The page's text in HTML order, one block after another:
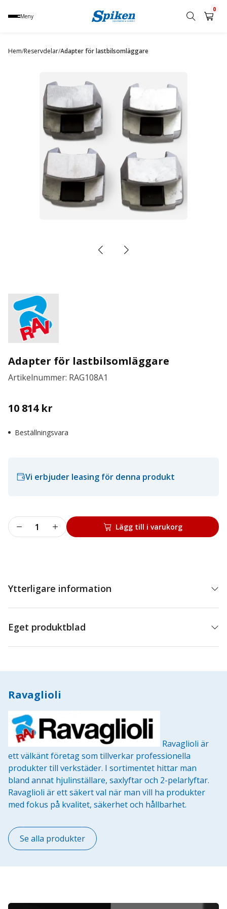
Meny
namn,
0
Hem/Reservdelar/Adapter för lastbilsomläggare
Adapter för lastbilsomläggare
Artikelnummer: RAG108A1
10 814 kr
Beställningsvara
Vi erbjuder leasing för denna produkt
Adapter
för
Lägg till i varukorg
Ytterligare information
Eget produktblad
Ravaglioli
Ravaglioli är
ett välkänt företag som tillverkar professionella
produkter till verkstäder. I sortimentet hittar man
bland annat hjulinställare, saxlyftar och 2-pelarlyftar.
Ravaglioli är ett säkert val när man vill ha produkter
med fokus på kvalitet, säkerhet och hållbarhet.
Se alla produkter